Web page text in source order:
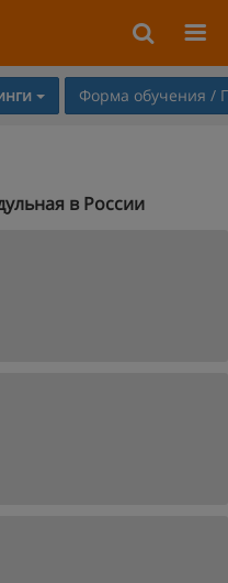
Форма обучения /
в России